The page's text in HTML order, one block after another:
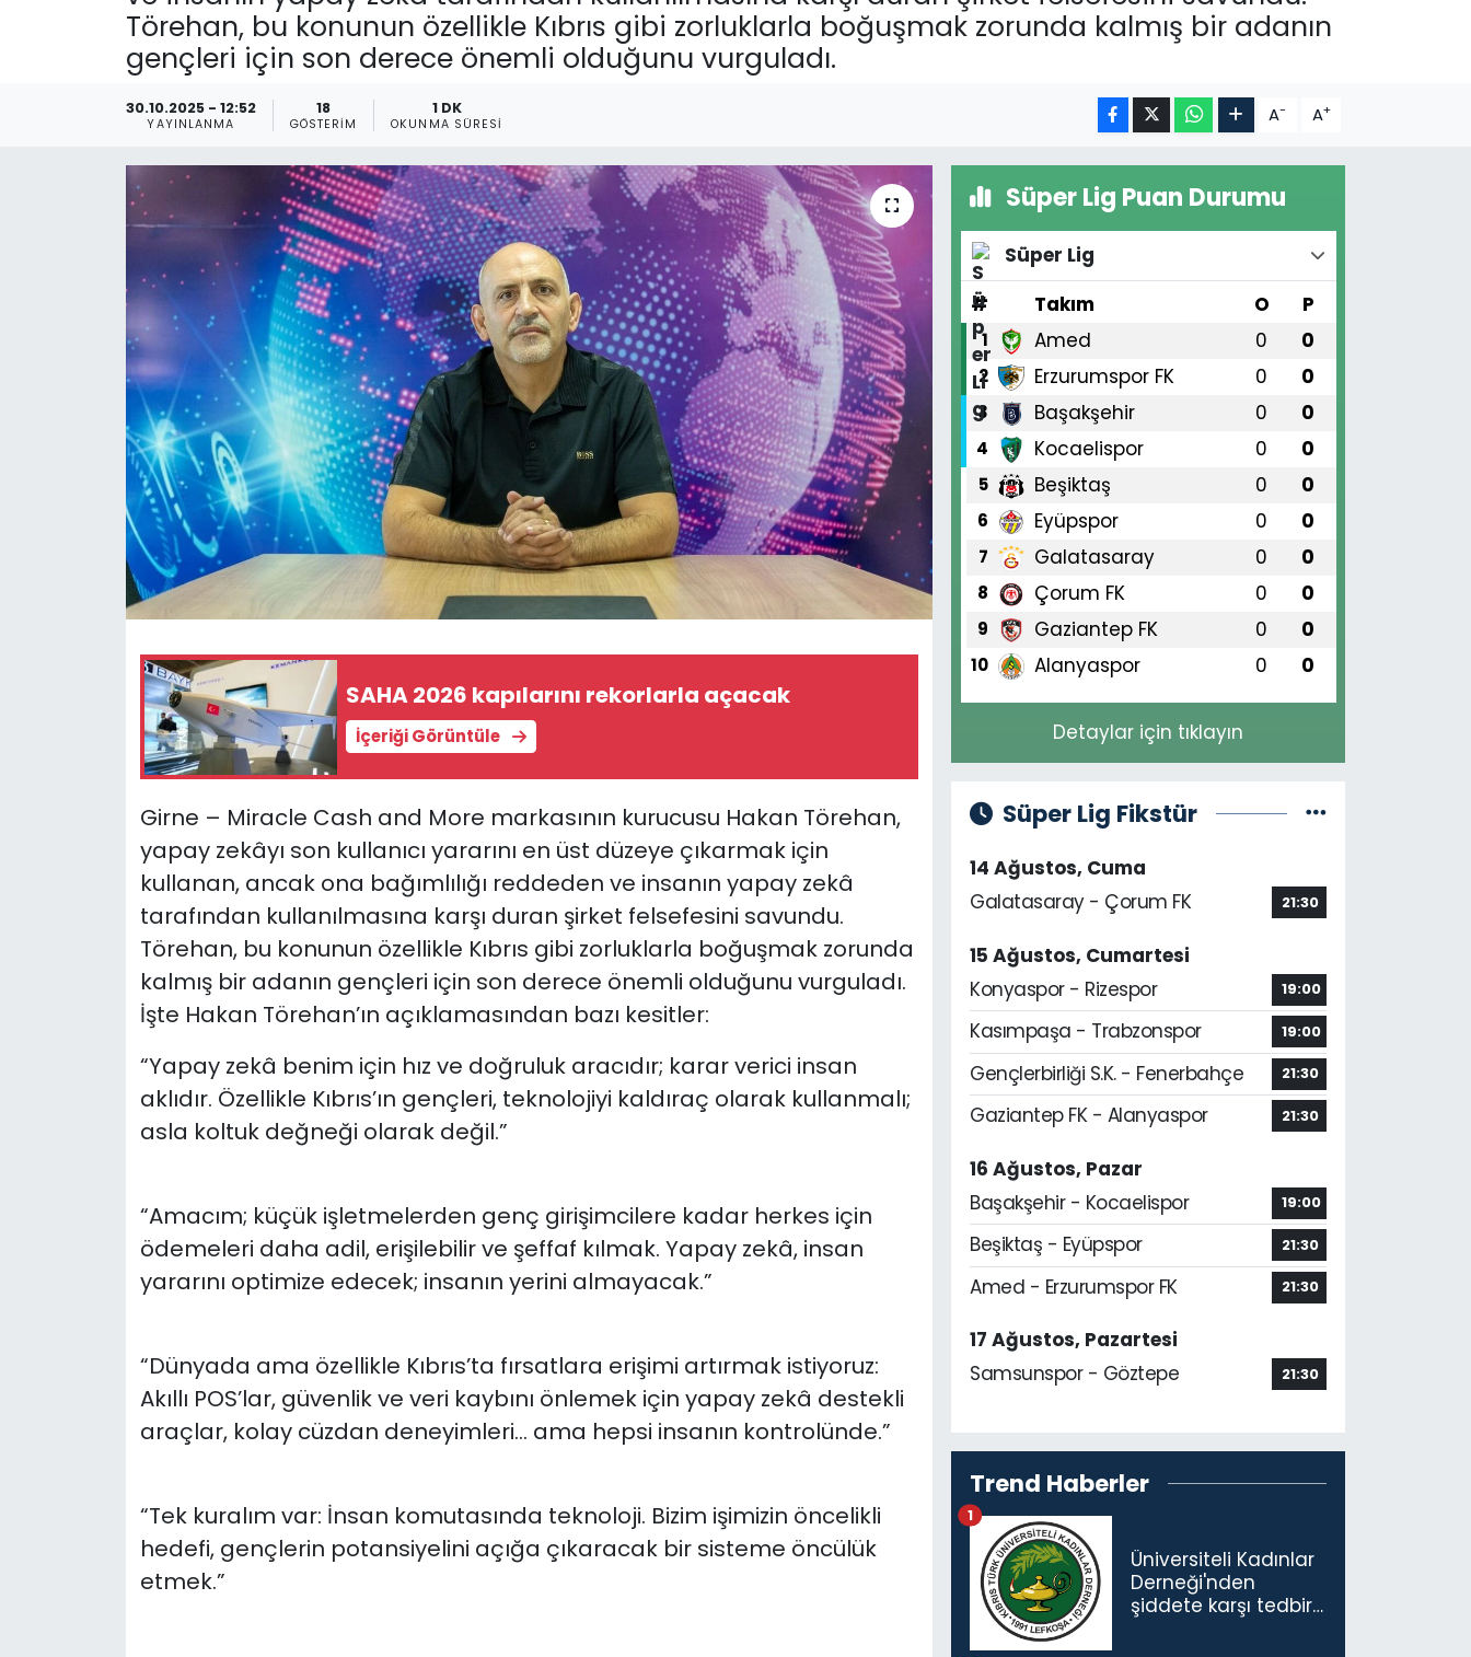
Törehan, bu konunun özellikle Kıbrıs gibi zorluklarla boğuşmak zorunda kalmış bir adanın
gençleri için son derece önemli olduğunu vurguladı.
30.10.2025 - 12:52
YAYINLANMA
18
GÖSTERIM
1 DK
OKUNMA SÜRESI A- A+
SAHA 2026 kapılarını rekorlarla açacak
İçeriği Görüntüle
Girne – Miracle Cash and More markasının kurucusu Hakan Törehan,
yapay zekâyı son kullanıcı yararını en üst düzeye çıkarmak için
kullanan, ancak ona bağımlılığı reddeden ve insanın yapay zekâ
tarafından kullanılmasına karşı duran şirket felsefesini savundu.
Törehan, bu konunun özellikle Kıbrıs gibi zorluklarla boğuşmak zorunda
kalmış bir adanın gençleri için son derece önemli olduğunu vurguladı.
İşte Hakan Törehan’ın açıklamasından bazı kesitler:
“Yapay zekâ benim için hız ve doğruluk aracıdır; karar verici insan
aklıdır. Özellikle Kıbrıs’ın gençleri, teknolojiyi kaldıraç olarak kullanmalı;
asla koltuk değneği olarak değil.”
“Amacım; küçük işletmelerden genç girişimcilere kadar herkes için
ödemeleri daha adil, erişilebilir ve şeffaf kılmak. Yapay zekâ, insan
yararını optimize edecek; insanın yerini almayacak.”
“Dünyada ama özellikle Kıbrıs’ta fırsatlara erişimi artırmak istiyoruz:
Akıllı POS’lar, güvenlik ve veri kaybını önlemek için yapay zekâ destekli
araçlar, kolay cüzdan deneyimleri… ama hepsi insanın kontrolünde.”
“Tek kuralım var: İnsan komutasında teknoloji. Bizim işimizin öncelikli
hedefi, gençlerin potansiyelini açığa çıkaracak bir sisteme öncülük
etmek.”
Süper Lig Puan Durumu
Süper Lig
#
Takım O P
1 Amed 0 0
2 Erzurumspor FK 0 0
3 Başakşehir 0 0
4 Kocaelispor 0 0
5 Beşiktaş 0 0
6 Eyüpspor 0 0
7 Galatasaray 0 0
8 Çorum FK 0 0
9 Gaziantep FK 0 0
10 Alanyaspor 0 0
Detaylar için tıklayın
Süper Lig Fikstür
14 Ağustos, Cuma
Galatasaray - Çorum FK
21:30
15 Ağustos, Cumartesi
Konyaspor - Rizespor
19:00
Kasımpaşa - Trabzonspor 19:00
Gençlerbirliği S.K. - Fenerbahçe 21:30
Gaziantep FK - Alanyaspor 21:30
16 Ağustos, Pazar
Başakşehir - Kocaelispor
19:00
Beşiktaş - Eyüpspor 21:30
Amed - Erzurumspor FK 21:30
17 Ağustos, Pazartesi
Samsunspor - Göztepe
21:30
Trend Haberler
Üniversiteli Kadınlar
Derneği'nden
şiddete karşı tedbir
1
Gündem
Kültür Sanat
Nöbetçi Eczaneler
Otomobil Dünyası
SAĞLIK
Teknoloji
Video Galeri
Yazarlar